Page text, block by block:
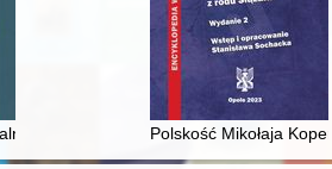
do dziśsynów szlacheckich w XVI-wiecznej
Polskość Mikołaja